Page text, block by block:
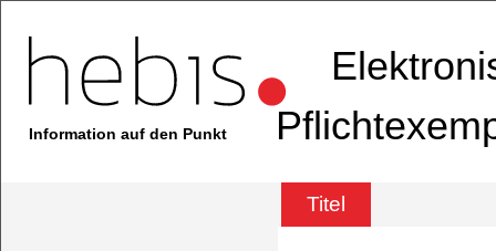
Information auf den Punkt
Titel